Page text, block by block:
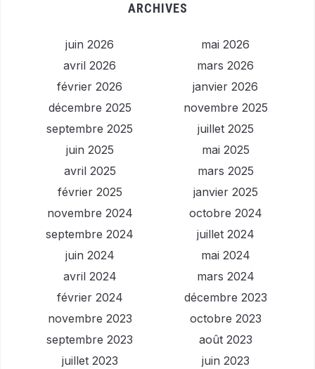
ARCHIVES
juin 2026
mai 2026
avril 2026
mars 2026
février 2026
janvier 2026
décembre 2025
novembre 2025
septembre 2025
juillet 2025
juin 2025
mai 2025
avril 2025
mars 2025
février 2025
janvier 2025
novembre 2024
octobre 2024
septembre 2024
juillet 2024
juin 2024
mai 2024
avril 2024
mars 2024
février 2024
décembre 2023
novembre 2023
octobre 2023
septembre 2023
août 2023
juillet 2023
juin 2023